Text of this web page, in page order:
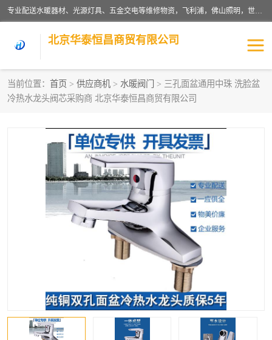
专业配送水暖器材、光源灯具、五金交电等维修物资，飞利浦，佛山照明，世达，博世，九牧，特陶等各产品涉及国内外知名品牌。公司专注与物业、学校、酒店、工厂等单位合作，提供一站式配送服务，降低客户综合成本。依托电子商务改变传统模式，以专业的团队为客户提供24H物资配送到达，货到月结、统一开票，便捷退换等服务，提高了企业的运营效率。
北京华泰恒昌商贸有限公司
当前位置： 首页 > 供应商机 > 水暖阀门
> 三孔面盆通用中珠 洗脸盆
冷热水龙头阀芯采购商 北京华泰恒昌商贸有限公司
水暖阀门 电料灯饰
涂料辅材